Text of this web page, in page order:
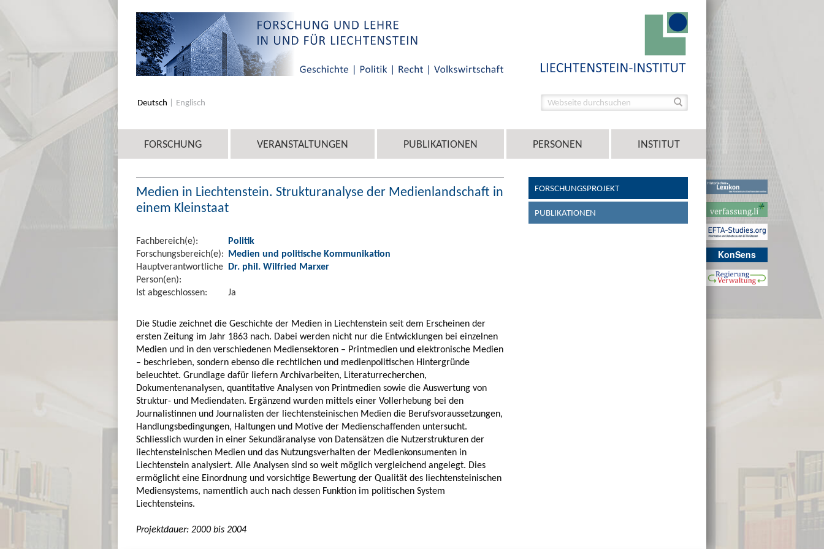
KonSens
Deutsch Englisch
FORSCHUNG VERANSTALTUNGEN PUBLIKATIONEN PERSONEN INSTITUT
Medien in Liechtenstein. Strukturanalyse der Medienlandschaft in
einem Kleinstaat
Fachbereich(e):
Politik
Forschungsbereich(e): Medien und politische Kommunikation
Hauptverantwortliche
Person(en):
Dr. phil. Wilfried Marxer
Ist abgeschlossen: Ja
Die Studie zeichnet die Geschichte der Medien in Liechtenstein seit dem Erscheinen der
ersten Zeitung im Jahr 1863 nach. Dabei werden nicht nur die Entwicklungen bei einzelnen
Medien und in den verschiedenen Mediensektoren – Printmedien und elektronische Medien
– beschrieben, sondern ebenso die rechtlichen und medienpolitischen Hintergründe
beleuchtet. Grundlage dafür liefern Archivarbeiten, Literaturrecherchen,
Dokumentenanalysen, quantitative Analysen von Printmedien sowie die Auswertung von
Struktur- und Mediendaten. Ergänzend wurden mittels einer Vollerhebung bei den
Journalistinnen und Journalisten der liechtensteinischen Medien die Berufsvoraussetzungen,
Handlungsbedingungen, Haltungen und Motive der Medienschaffenden untersucht.
Schliesslich wurden in einer Sekundäranalyse von Datensätzen die Nutzerstrukturen der
liechtensteinischen Medien und das Nutzungsverhalten der Medienkonsumenten in
Liechtenstein analysiert. Alle Analysen sind so weit möglich vergleichend angelegt. Dies
ermöglicht eine Einordnung und vorsichtige Bewertung der Qualität des liechtensteinischen
Mediensystems, namentlich auch nach dessen Funktion im politischen System
Liechtensteins.
Projektdauer: 2000 bis 2004
FORSCHUNGSPROJEKT
PUBLIKATIONEN